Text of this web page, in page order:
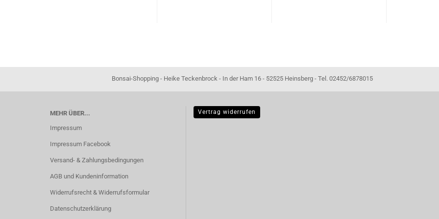
Bonsai-Shopping - Heike Teckenbrock - In der Ham 16 - 52525 Heinsberg - Tel. 02452/6878015
MEHR ÜBER...
Impressum
Impressum Facebook
Versand- & Zahlungsbedingungen
AGB und Kundeninformation
Widerrufsrecht & Widerrufsformular
Datenschutzerklärung
Vertrag widerrufen